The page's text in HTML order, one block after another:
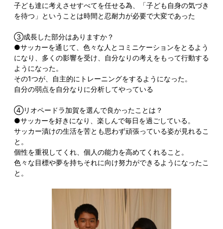
子ども達に考えさせすべてを任せる為、「子ども自身の気づき
を待つ」ということは時間と忍耐力が必要で大変であった
③成長した部分はありますか？
●サッカーを通じて、色々な人とコミニケーションをとるよう
になり、多くの影響を受け、自分なりの考えをもって行動する
ようになった。
その1つが、自主的にトレーニングをするようになった。
自分の弱点を自分なりに分析してやっている
④リオペードラ加賀を選んで良かったことは？
●サッカーを好きになり、楽しんで毎日を過ごしている。
サッカー漬けの生活を苦とも思わず頑張っている姿が見れるこ
と。
個性を重視してくれ、個人の能力を高めてくれること。
色々な目標や夢を持ちそれに向け努力ができるようになったこ
と。